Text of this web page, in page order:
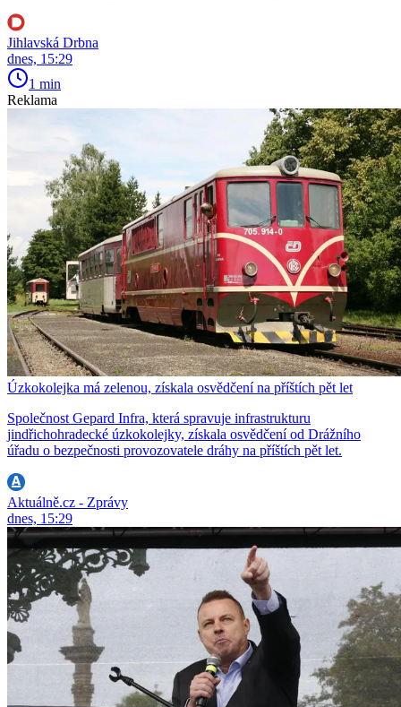
Jihlavská Drbna
dnes, 15:29
1 min
Reklama
Úzkokolejka má zelenou, získala osvědčení na příštích pět let
Společnost Gepard Infra, která spravuje infrastrukturu
jindřichohradecké úzkokolejky, získala osvědčení od Drážního
úřadu o bezpečnosti provozovatele dráhy na příštích pět let.
Aktuálně.cz - Zprávy
dnes, 15:29